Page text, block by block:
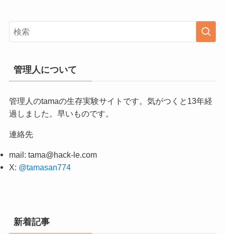
管理人について
管理人のtamaの生存実験サイトです。気がつくと13年経
過しました。早いものです。
連絡先
mail: tama@hack-le.com
X: @tamasan774
新着記事